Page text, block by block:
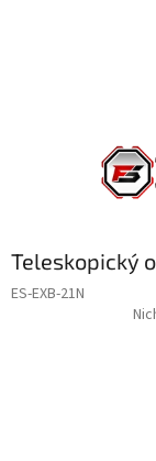
Teleskopický
ES-EXB-21N
Die